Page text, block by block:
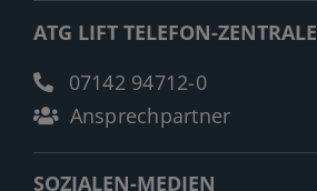
ATG LIFT TELEFON-ZENTRALE
07142 94712-0
Ansprechpartner
SOZIALEN-MEDIEN